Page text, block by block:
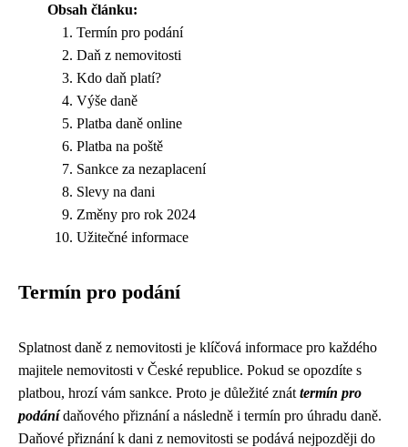
Obsah článku:
Termín pro podání
Daň z nemovitosti
Kdo daň platí?
Výše daně
Platba daně online
Platba na poště
Sankce za nezaplacení
Slevy na dani
Změny pro rok 2024
Užitečné informace
Termín pro podání
Splatnost daně z nemovitosti je klíčová informace pro každého
majitele nemovitosti v České republice. Pokud se opozdíte s
platbou, hrozí vám sankce. Proto je důležité znát termín pro
podánídaňového přiznání a následně i termín pro úhradu daně.
Daňové přiznání k dani z nemovitosti se podává nejpozději do